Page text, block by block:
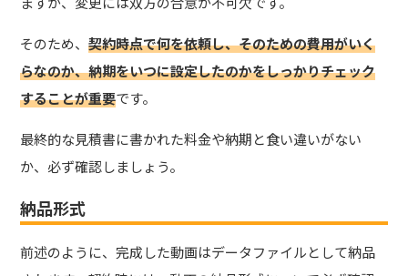
そのため、契約時点で何を依頼し、そのための費用がいく
らなのか、納期をいつに設定したのかをしっかりチェック
することが重要です。
最終的な見積書に書かれた料金や納期と食い違いがない
か、必ず確認しましょう。
納品形式
前述のように、完成した動画はデータファイルとして納品